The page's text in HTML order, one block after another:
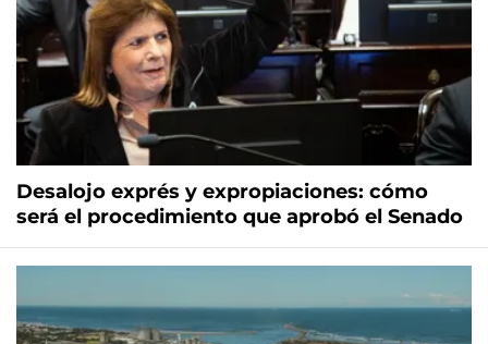
Desalojo exprés y expropiaciones: cómo
será el procedimiento que aprobó el Senado